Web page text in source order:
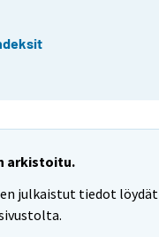
arkistoitu.
julkaistut tiedot löydät